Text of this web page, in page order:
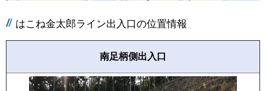
はこね金太郎ライン出入口の位置情報
南足柄側出入口